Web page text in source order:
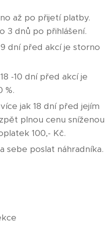
až po přijetí platby.
3 dnů po přihlášení.
dní před akcí je storno
-10 dní před akcí je
%.
jak 18 dní před jejím
plnou cenu sníženou
100,- Kč.
sebe poslat náhradníka.